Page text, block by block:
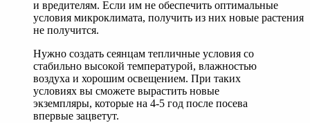
и вредителям. Если им не обеспечить оптимальные
условия микроклимата, получить из них новые растения
не получится.
Нужно создать сеянцам тепличные условия со
стабильно высокой температурой, влажностью
воздуха и хорошим освещением. При таких
условиях вы сможете вырастить новые
экземпляры, которые на 4-5 год после посева
впервые зацветут.